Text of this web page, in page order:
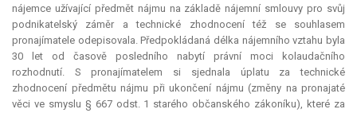
nájemce užívající předmět nájmu na základě nájemní smlouvy pro svůj
podnikatelský záměr a technické zhodnocení též se souhlasem
pronajímatele odepisovala. Předpokládaná délka nájemního vztahu byla
30 let od časově posledního nabytí právní moci kolaudačního
rozhodnutí. S pronajímatelem si sjednala úplatu za technické
zhodnocení předmětu nájmu při ukončení nájmu (změny na pronajaté
věci ve smyslu § 667 odst. 1 starého občanského zákoníku), které za